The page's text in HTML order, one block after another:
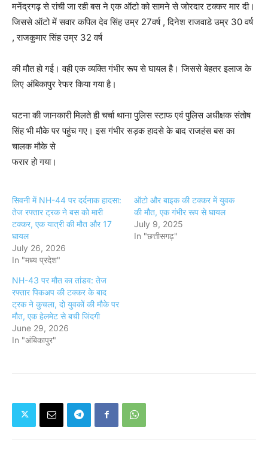
मनेंद्रगढ़ से रांची जा रही बस ने एक ऑटो को सामने से जोरदार टक्कर मार दी।
जिससे ऑटो में सवार कपिल देव सिंह उम्र 27वर्ष , दिनेश राजवाडे उम्र 30 वर्ष
, राजकुमार सिंह उम्र 32 वर्ष
की मौत हो गई। वही एक व्यक्ति गंभीर रूप से घायल है। जिससे बेहतर इलाज के
लिए अंबिकापुर रेफर किया गया है।
घटना की जानकारी मिलते ही चर्चा थाना पुलिस स्टाफ एवं पुलिस अधीक्षक संतोष
सिंह भी मौके पर पहुंच गए। इस गंभीर सड़क हादसे के बाद राजहंस बस का
चालक मौके से
फरार हो गया।
सिवनी में NH-44 पर दर्दनाक हादसा:
तेज रफ्तार ट्रक ने बस को मारी
टक्कर, एक यात्री की मौत और 17
घायल
July 26, 2026
In "मध्य प्रदेश"
ऑटो और बाइक की टक्कर में युवक
की मौत, एक गंभीर रूप से घायल
July 9, 2025
In "छत्तीसगढ़"
NH-43 पर मौत का तांडव: तेज
रफ्तार पिकअप की टक्कर के बाद
ट्रक ने कुचला, दो युवकों की मौके पर
मौत, एक हेलमेट से बची जिंदगी
June 29, 2026
In "अंबिकापुर"